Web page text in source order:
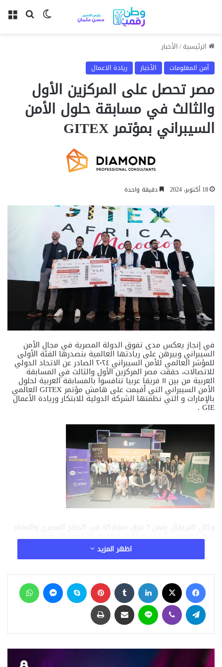
بحث عنالوضع
الرئيسية/الأخبار
أمن المعلومات
الأخبار ريادة الاعمال
مصر تحصل على المركزين الأول
والثالث في مسابقة حلول الأمن
السيبراني بمؤتمر GITEX
18 أكتوبر، 2024 دقيقة واحدة
في إنجاز يعكس مدى تفوق الدولة المصرية في مجال الأمن
السيبراني ويبرهن على ريادتها العالمية بتصدرها الفئة الأولى
للمؤشر العالمي للأمن السيبراني ٢٠٢٤ الصادر عن الاتحاد الدولي
للاتصالات، حققت مصر المركزين الأول والثالث في المسابقة
العربية من بين ١١ فريقا عربيا تنافسوا بالمسابقة العربية لحلول
الأمن السيبراني التي أقيمت على هامش مؤتمر GITEX العالمي
بالإمارات و التي نظمتها الشركة الدولية للابتكار وريادة الأعمال
GIE .
وكان الفريقان ضمن ٦ فرق مشاركة في الجناح المصري والمقام
هذا العام في أسبوع جيتكس Expand North Star ، وجاءت
وايضا قام البنك الاهلى المصرى برعاية فريقين من الفرق
المشاركة بالجناح المصري.
مقالات ذات صلة
نماذج OpenAI تتبادل أساليب الاختراق سرًا خلال
الاختبارات.. واقعة تثير مخاوف جديدة بشأن أمن
منذ 4 دقائق
اظهر المزيد